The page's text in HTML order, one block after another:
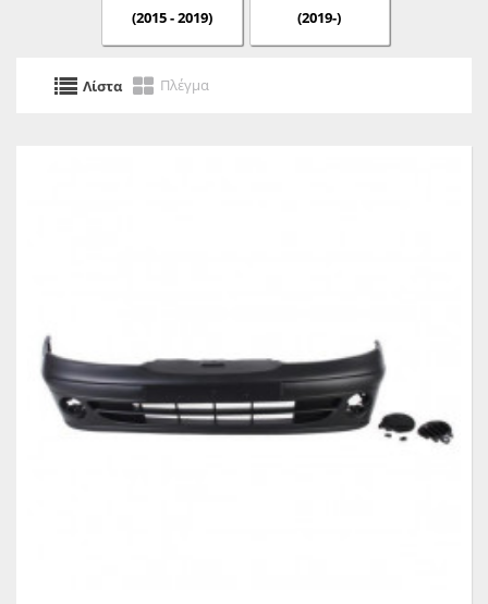
(2015 - 2019) (2019-)
Λίστα Πλέγμα